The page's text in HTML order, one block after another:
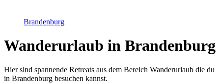
Brandenburg
Wanderurlaub in Brandenburg
Hier sind spannende Retreats aus dem Bereich Wanderurlaub die du
in Brandenburg besuchen kannst.